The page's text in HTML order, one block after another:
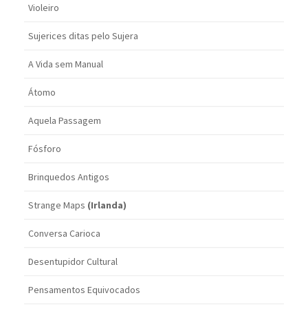
Violeiro
Sujerices ditas pelo Sujera
A Vida sem Manual
Átomo
Aquela Passagem
Fósforo
Brinquedos Antigos
Strange Maps (Irlanda)
Conversa Carioca
Desentupidor Cultural
Pensamentos Equivocados